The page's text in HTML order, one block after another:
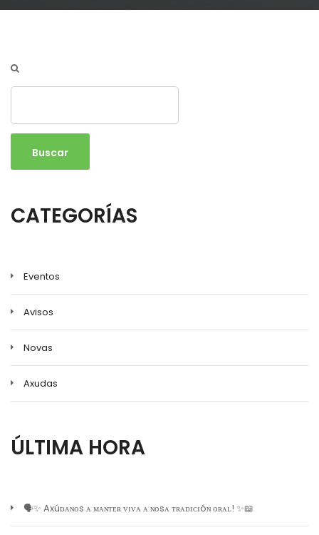
CATEGORÍAS
Eventos
Avisos
Novas
Axudas
ÚLTIMA HORA
🗣️✨ Axúᴅᴀɴᴏs ᴀ ᴍᴀɴᴛᴇʀ ᴠɪᴠᴀ ᴀ ɴᴏsᴀ ᴛʀᴀᴅɪᴄɪóɴ ᴏʀᴀʟ! ✨📖